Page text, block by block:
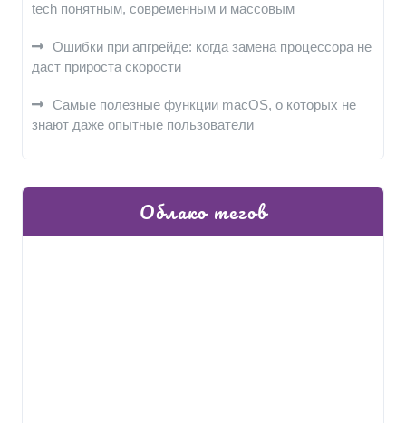
tech понятным, современным и массовым
Ошибки при апгрейде: когда замена процессора не
даст прироста скорости
Самые полезные функции macOS, о которых не
знают даже опытные пользователи
Облако тегов